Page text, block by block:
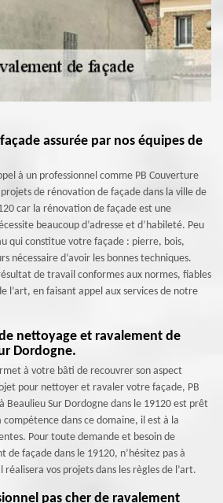
assurée par nos équipes de
à un professionnel comme PB Couverture
projets de rénovation de façade dans la ville de
car la rénovation de façade est une
beaucoup d’adresse et d’habileté. Peu
qui constitue votre façade : pierre, bois,
nécessaire d’avoir les bonnes techniques.
de travail conformes aux normes, fiables
l’art, en faisant appel aux services de notre
nettoyage et ravalement de
Dordogne.
à votre bâti de recouvrer son aspect
pour nettoyer et ravaler votre façade, PB
Beaulieu Sur Dordogne dans le 19120 est prêt
compétence dans ce domaine, il est à la
Pour toute demande et besoin de
façade dans le 19120, n’hésitez pas à
vos projets dans les règles de l’art.
pas cher de ravalement